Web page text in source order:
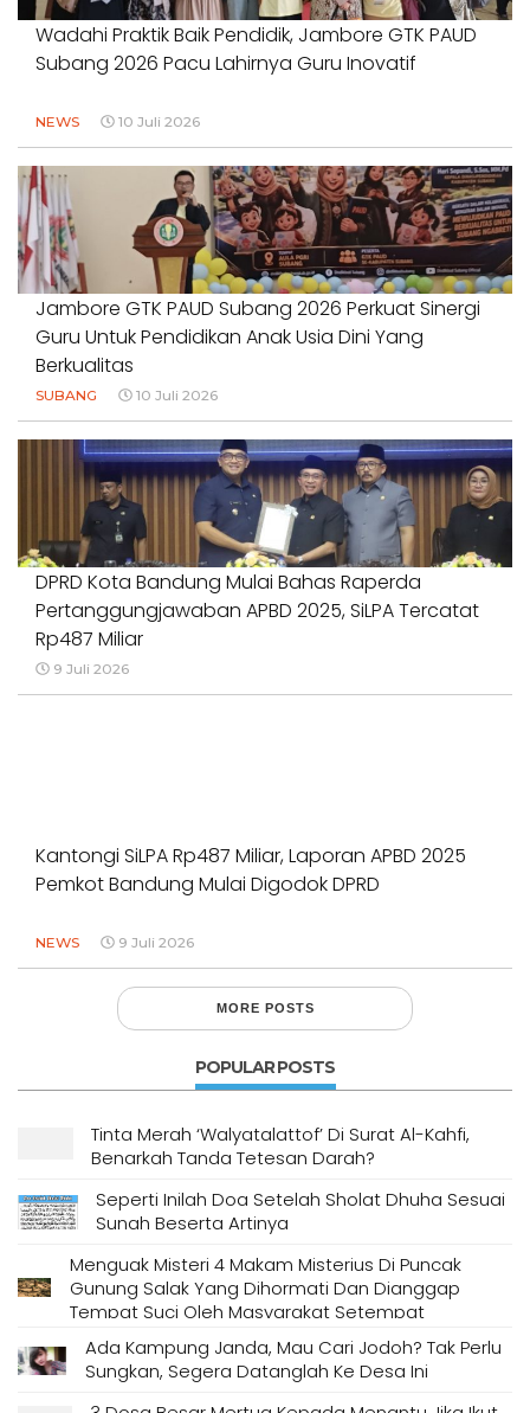
Wadahi Praktik Baik Pendidik, Jambore GTK PAUD
Subang 2026 Pacu Lahirnya Guru Inovatif
NEWS 10 Juli 2026
Jambore GTK PAUD Subang 2026 Perkuat Sinergi
Guru Untuk Pendidikan Anak Usia Dini Yang
Berkualitas
SUBANG 10 Juli 2026
DPRD Kota Bandung Mulai Bahas Raperda
Pertanggungjawaban APBD 2025, SiLPA Tercatat
Rp487 Miliar
9 Juli 2026
Kantongi SiLPA Rp487 Miliar, Laporan APBD 2025
Pemkot Bandung Mulai Digodok DPRD
NEWS 9 Juli 2026
MORE POSTS
POPULAR POSTS
Tinta Merah ‘Walyatalattof’ Di Surat Al-Kahfi,
Benarkah Tanda Tetesan Darah?
Seperti Inilah Doa Setelah Sholat Dhuha Sesuai
Sunah Beserta Artinya
Menguak Misteri 4 Makam Misterius Di Puncak
Gunung Salak Yang Dihormati Dan Dianggap
Tempat Suci Oleh Masyarakat Setempat
Ada Kampung Janda, Mau Cari Jodoh? Tak Perlu
Sungkan, Segera Datanglah Ke Desa Ini